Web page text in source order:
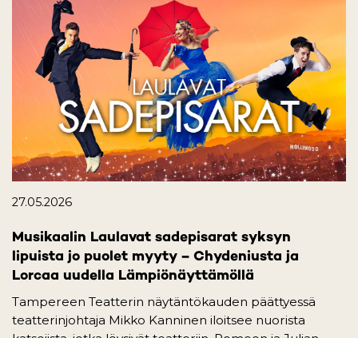
27.05.2026
Musikaalin Laulavat sadepisarat syksyn
lipuista jo puolet myyty – Chydeniusta ja
Lorcaa uudella Lämpiönäyttämöllä
Tampereen Teatterin näytäntökauden päättyessä
teatterinjohtaja Mikko Kanninen iloitsee nuorista